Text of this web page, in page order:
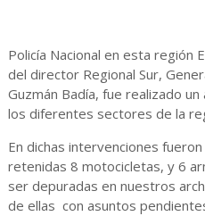
Policía Nacional en esta región
del director Regional Sur,
Guzmán Badía, fue realizado
los diferentes sectores de la
En dichas intervenciones
retenidas 8 motocicletas, y 6
ser depuradas en nuestros
de ellas con asuntos